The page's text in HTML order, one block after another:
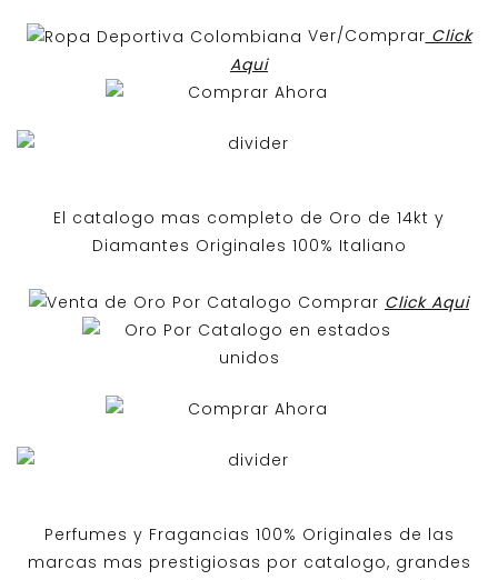
Ver/Comprar Click
Aqui
El catalogo mas completo de Oro de 14kt y
Diamantes Originales 100% Italiano
Comprar Click Aqui
Perfumes y Fragancias 100% Originales de las
marcas mas prestigiosas por catalogo, grandes